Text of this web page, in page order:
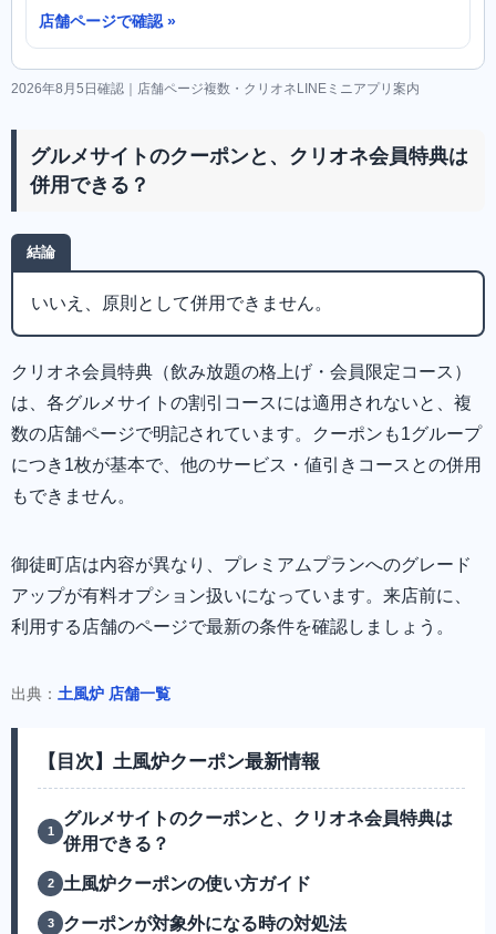
店舗ページで確認
2026年8月5日確認｜店舗ページ複数・クリオネLINEミニアプリ案内
グルメサイトのクーポンと、クリオネ会員特典は
併用できる？
結論
いいえ、原則として併用できません。
クリオネ会員特典（飲み放題の格上げ・会員限定コース）
は、各グルメサイトの割引コースには適用されないと、複
数の店舗ページで明記されています。クーポンも1グループ
につき1枚が基本で、他のサービス・値引きコースとの併用
もできません。
御徒町店は内容が異なり、プレミアムプランへのグレード
アップが有料オプション扱いになっています。来店前に、
利用する店舗のページで最新の条件を確認しましょう。
出典： 土風炉 店舗一覧
【目次】土風炉クーポン最新情報
グルメサイトのクーポンと、クリオネ会員特典は
併用できる？
土風炉クーポンの使い方ガイド
クーポンが対象外になる時の対処法